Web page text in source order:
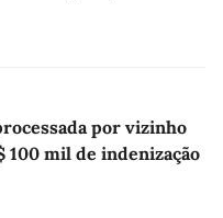
por vizinho
100 mil de indenização